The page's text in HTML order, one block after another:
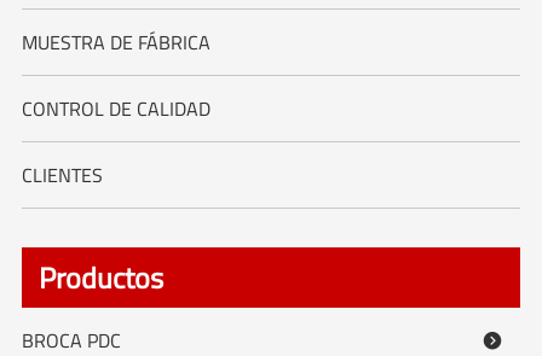
MUESTRA DE FÁBRICA
CONTROL DE CALIDAD
CLIENTES
Productos
BROCA PDC 